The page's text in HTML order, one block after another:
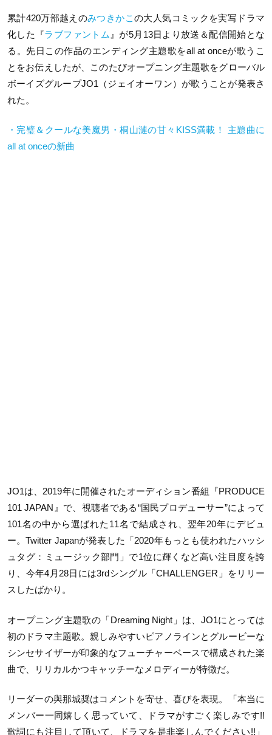
累計420万部越えのみつきかこの大人気コミックを実写ドラマ
化した『ラブファントム 』が5月13日より放送＆配信開始とな
る。先日この作品のエンディング主題歌をall at onceが歌うこ
とをお伝えしたが、このたびオープニング主題歌をグローバル
ボーイズグループJO1（ジェイオーワン）が歌うことが発表さ
れた。
・完璧＆クールな美魔男・桐山漣の甘々KISS満載！ 主題曲に
all at onceの新曲
JO1は、2019年に開催されたオーディション番組『PRODUCE
101 JAPAN』で、視聴者である“国民プロデューサー”によって
101名の中から選ばれた11名で結成され、翌年20年にデビュ
ー。Twitter Japanが発表した「2020年もっとも使われたハッシ
ュタグ：ミュージック部門」で1位に輝くなど高い注目度を誇
り、今年4月28日には3rdシングル「CHALLENGER」をリリー
スしたばかり。
オープニング主題歌の「Dreaming Night」は、JO1にとっては
初のドラマ主題歌。親しみやすいピアノラインとグルービーな
シンセサイザーが印象的なフューチャーベースで構成された楽
曲で、リリカルかつキャッチーなメロディーが特徴だ。
リーダーの與那城奨はコメントを寄せ、喜びを表現。「本当に
メンバー一同嬉しく思っていて、ドラマがすごく楽しみです!!
歌詞にも注目して頂いて、ドラマを是非楽しんでください!!」